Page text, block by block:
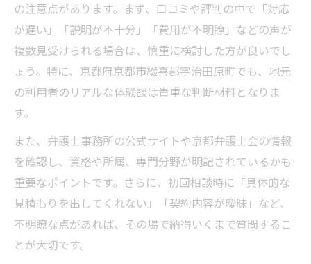
の注意点があります。まず、口コミや評判の中で「対応
が遅い」「説明が不十分」「費用が不明瞭」などの声が
複数見受けられる場合は、慎重に検討した方が良いでし
ょう。特に、京都府京都市綴喜郡宇治田原町でも、地元
の利用者のリアルな体験談は貴重な判断材料となりま
す。
また、弁護士事務所の公式サイトや京都弁護士会の情報
を確認し、資格や所属、専門分野が明記されているかも
重要なポイントです。さらに、初回相談時に「具体的な
見積もりを出してくれない」「契約内容が曖昧」など、
不明瞭な点があれば、その場で納得いくまで質問するこ
とが大切です。